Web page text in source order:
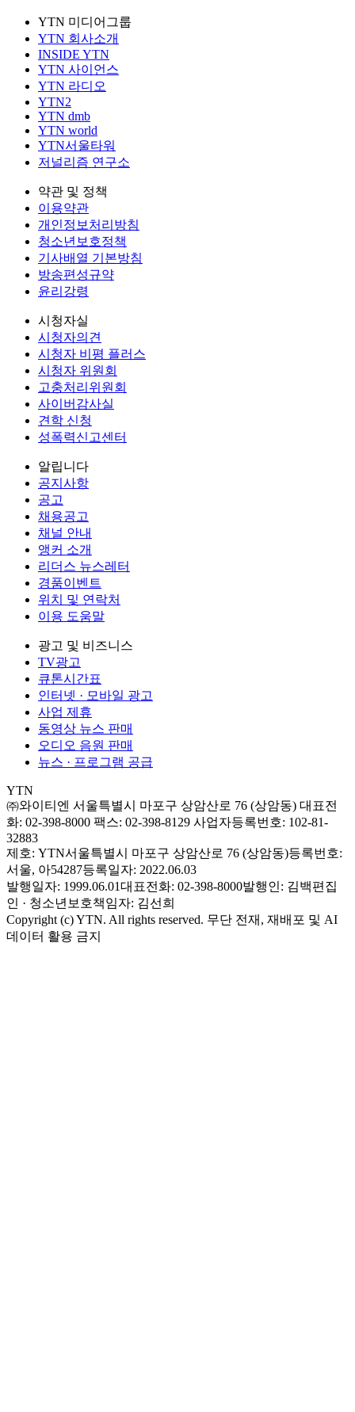
YTN 미디어그룹
YTN 회사소개
INSIDE YTN
YTN 사이언스
YTN 라디오
YTN2
YTN dmb
YTN world
YTN서울타워
저널리즘 연구소
약관 및 정책
이용약관
개인정보처리방침
청소년보호정책
기사배열 기본방침
방송편성규약
윤리강령
시청자실
시청자의견
시청자 비평 플러스
시청자 위원회
고충처리위원회
사이버감사실
견학 신청
성폭력신고센터
알립니다
공지사항
공고
채용공고
채널 안내
앵커 소개
리더스 뉴스레터
경품이벤트
위치 및 연락처
이용 도움말
광고 및 비즈니스
TV광고
큐톤시간표
인터넷 · 모바일 광고
사업 제휴
동영상 뉴스 판매
오디오 음원 판매
뉴스 · 프로그램 공급
YTN
㈜와이티엔 서울특별시 마포구 상암산로 76 (상암동) 대표전
화: 02-398-8000 팩스: 02-398-8129 사업자등록번호: 102-81-
32883
제호: YTN서울특별시 마포구 상암산로 76 (상암동)등록번호:
서울, 아54287등록일자: 2022.06.03
발행일자: 1999.06.01대표전화: 02-398-8000발행인: 김백편집
인 · 청소년보호책임자: 김선희
Copyright (c) YTN. All rights reserved. 무단 전재, 재배포 및 AI
데이터 활용 금지